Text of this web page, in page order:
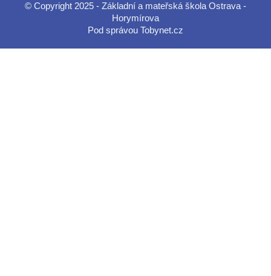
© Copyright 2025 - Základní a mateřská škola Ostrava -
Horymírova
Pod správou Tobynet.cz